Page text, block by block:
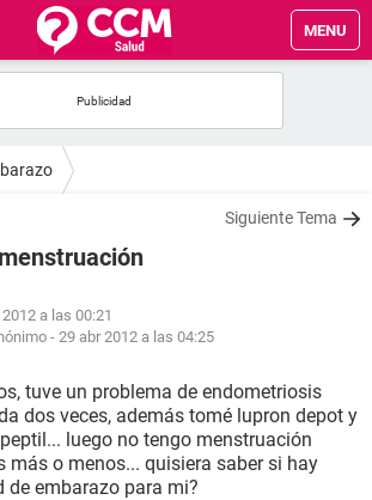
MENU
Siguiente Tema
a las 00:21
-29 abr 2012 a las 04:25
tuve un problema de endometriosis
dos veces, además tomé lupron depot y
luego no tengo menstruación
más o menos... quisiera saber si hay
embarazo para mi?